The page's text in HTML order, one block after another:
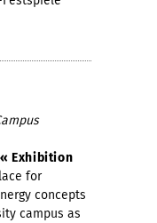
Exhibition
for
concepts
campus as